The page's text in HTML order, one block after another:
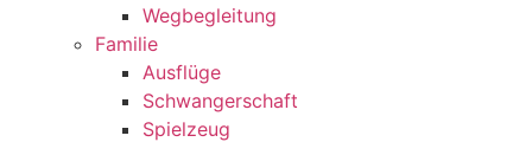
Wegbegleitung
Familie
Ausflüge
Schwangerschaft
Spielzeug